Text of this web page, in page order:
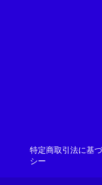
特定商取引法に基
シー